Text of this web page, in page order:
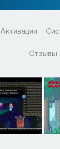
Активация
Отзывы